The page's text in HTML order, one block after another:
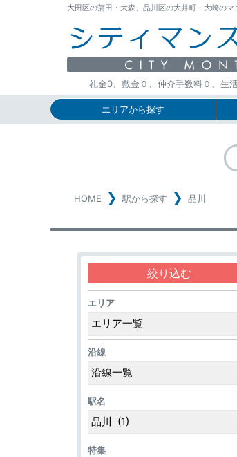
礼金0、敷金０、仲介手数料０、生
大田区の蒲田・大森、品川区の大井町・大崎の
エリアから探す
HOME 駅から探す 品川
エリア
沿線
駅名
特集